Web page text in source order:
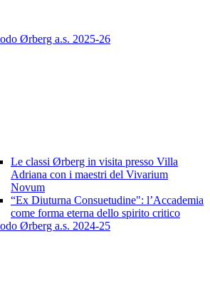
Ørberg a.s. 2025-26
Le classi Ørberg in visita presso Villa
Adriana con i maestri del Vivarium
Novum
“Ex Diuturna Consuetudine": l’Accademia
come forma eterna dello spirito critico
Ørberg a.s. 2024-25